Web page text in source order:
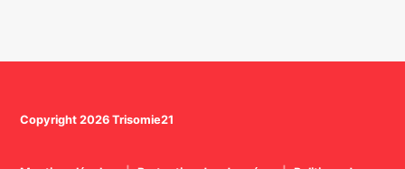
Copyright 2026 Trisomie21